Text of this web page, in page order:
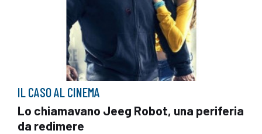
IL CASO AL CINEMA
Lo chiamavano Jeeg Robot, una periferia
da redimere